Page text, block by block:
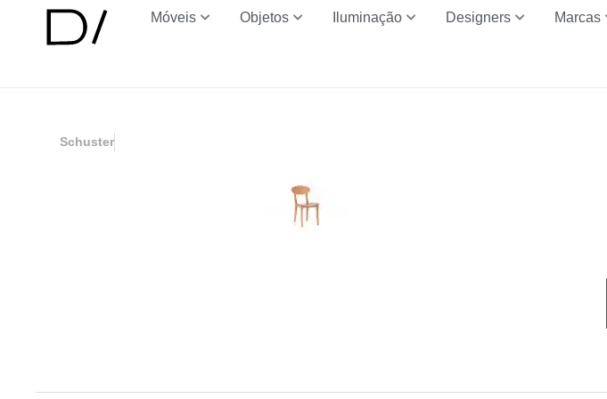
Móveis Objetos Iluminação Designers Marcas
Schuster